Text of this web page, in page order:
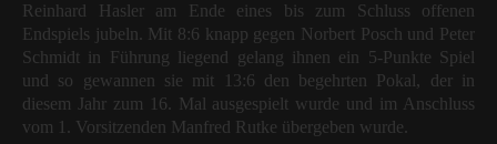
Reinhard Hasler am Ende eines bis zum Schluss offenen
Endspiels jubeln. Mit 8:6 knapp gegen Norbert Posch und Peter
Schmidt in Führung liegend gelang ihnen ein 5-Punkte Spiel
und so gewannen sie mit 13:6 den begehrten Pokal, der in
diesem Jahr zum 16. Mal ausgespielt wurde und im Anschluss
vom 1. Vorsitzenden Manfred Rutke übergeben wurde.